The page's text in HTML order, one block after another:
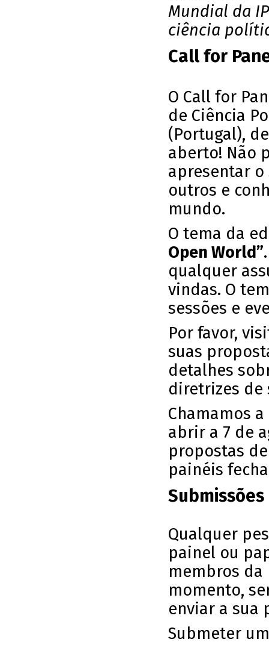
Mundial da
ciência
Call for
O Call for
de Ciência
(Portugal),
aberto! Não
apresentar o
outros e
mundo.
O tema da
Open World”
qualquer
vindas. O
sessões e
Por favor,
suas
detalhes
diretrizes de
Chamamos
abrir a 7 de
propostas
painéis
Qualquer
painel ou
membros da
momento,
enviar a sua
Submeter